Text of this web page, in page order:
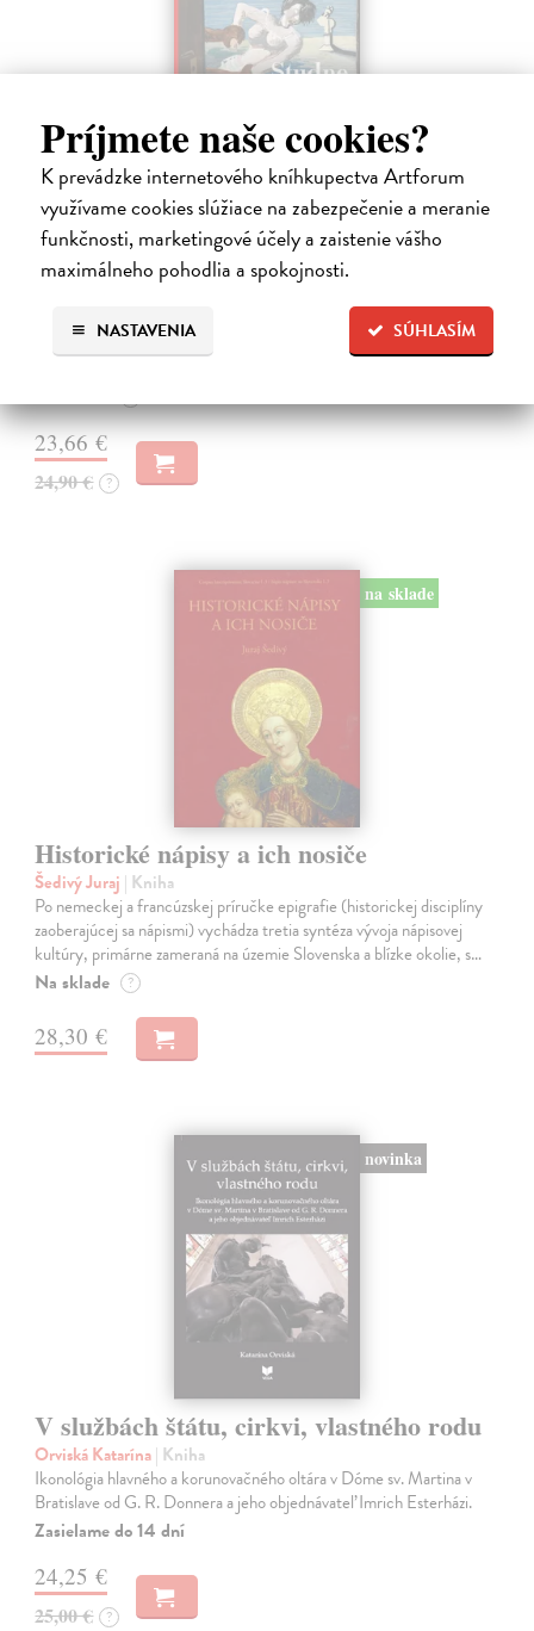
Príjmete naše cookies?
K prevádzke internetového kníhkupectva Artforum
využívame cookies slúžiace na zabezpečenie a meranie
funkčnosti, marketingové účely a zaistenie vášho
maximálneho pohodlia a spokojnosti.
SÚHLASÍM
NASTAVENIA
Studne mútne
Getting Peter| Kniha
pomenovali po nich ulice, majú svoje nespochybniteľné miesto v
lexikónoch literatúry aj učebniciach, slovenské moderné umenie sa
Na sklade
23,66 €
24,90 € ?
na sklade
Historické nápisy a ich nosiče
Šedivý Juraj | Kniha
Po nemeckej a francúzskej príručke epigrafie (historickej disciplíny
zaoberajúcej sa nápismi) vychádza tretia syntéza vývoja nápisovej
kultúry, primárne zameraná na územie Slovenska a blízke okolie, s…
Na sklade ?
28,30 €
novinka
V službách štátu, cirkvi, vlastného rodu
Orviská Katarína| Kniha
Ikonológia hlavného a korunovačného oltára v Dóme sv. Martina v
Bratislave od G. R. Donnera a jeho objednávateľ Imrich Esterházi.
Zasielame do 14 dní
24,25 €
25,00 € ?